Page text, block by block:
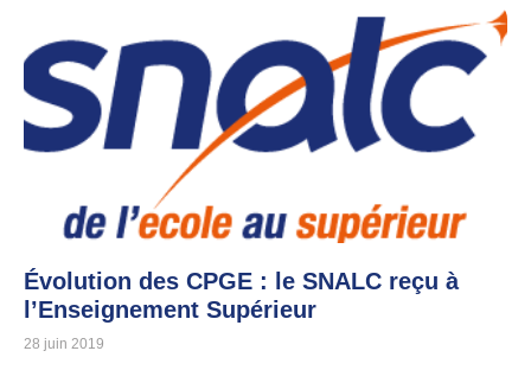
Évolution des CPGE : le SNALC reçu à
l’Enseignement Supérieur
28 juin 2019